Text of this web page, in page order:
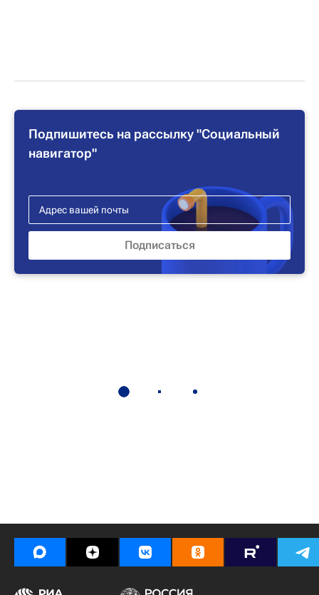
Подпишитесь на рассылку "Социальный
навигатор"